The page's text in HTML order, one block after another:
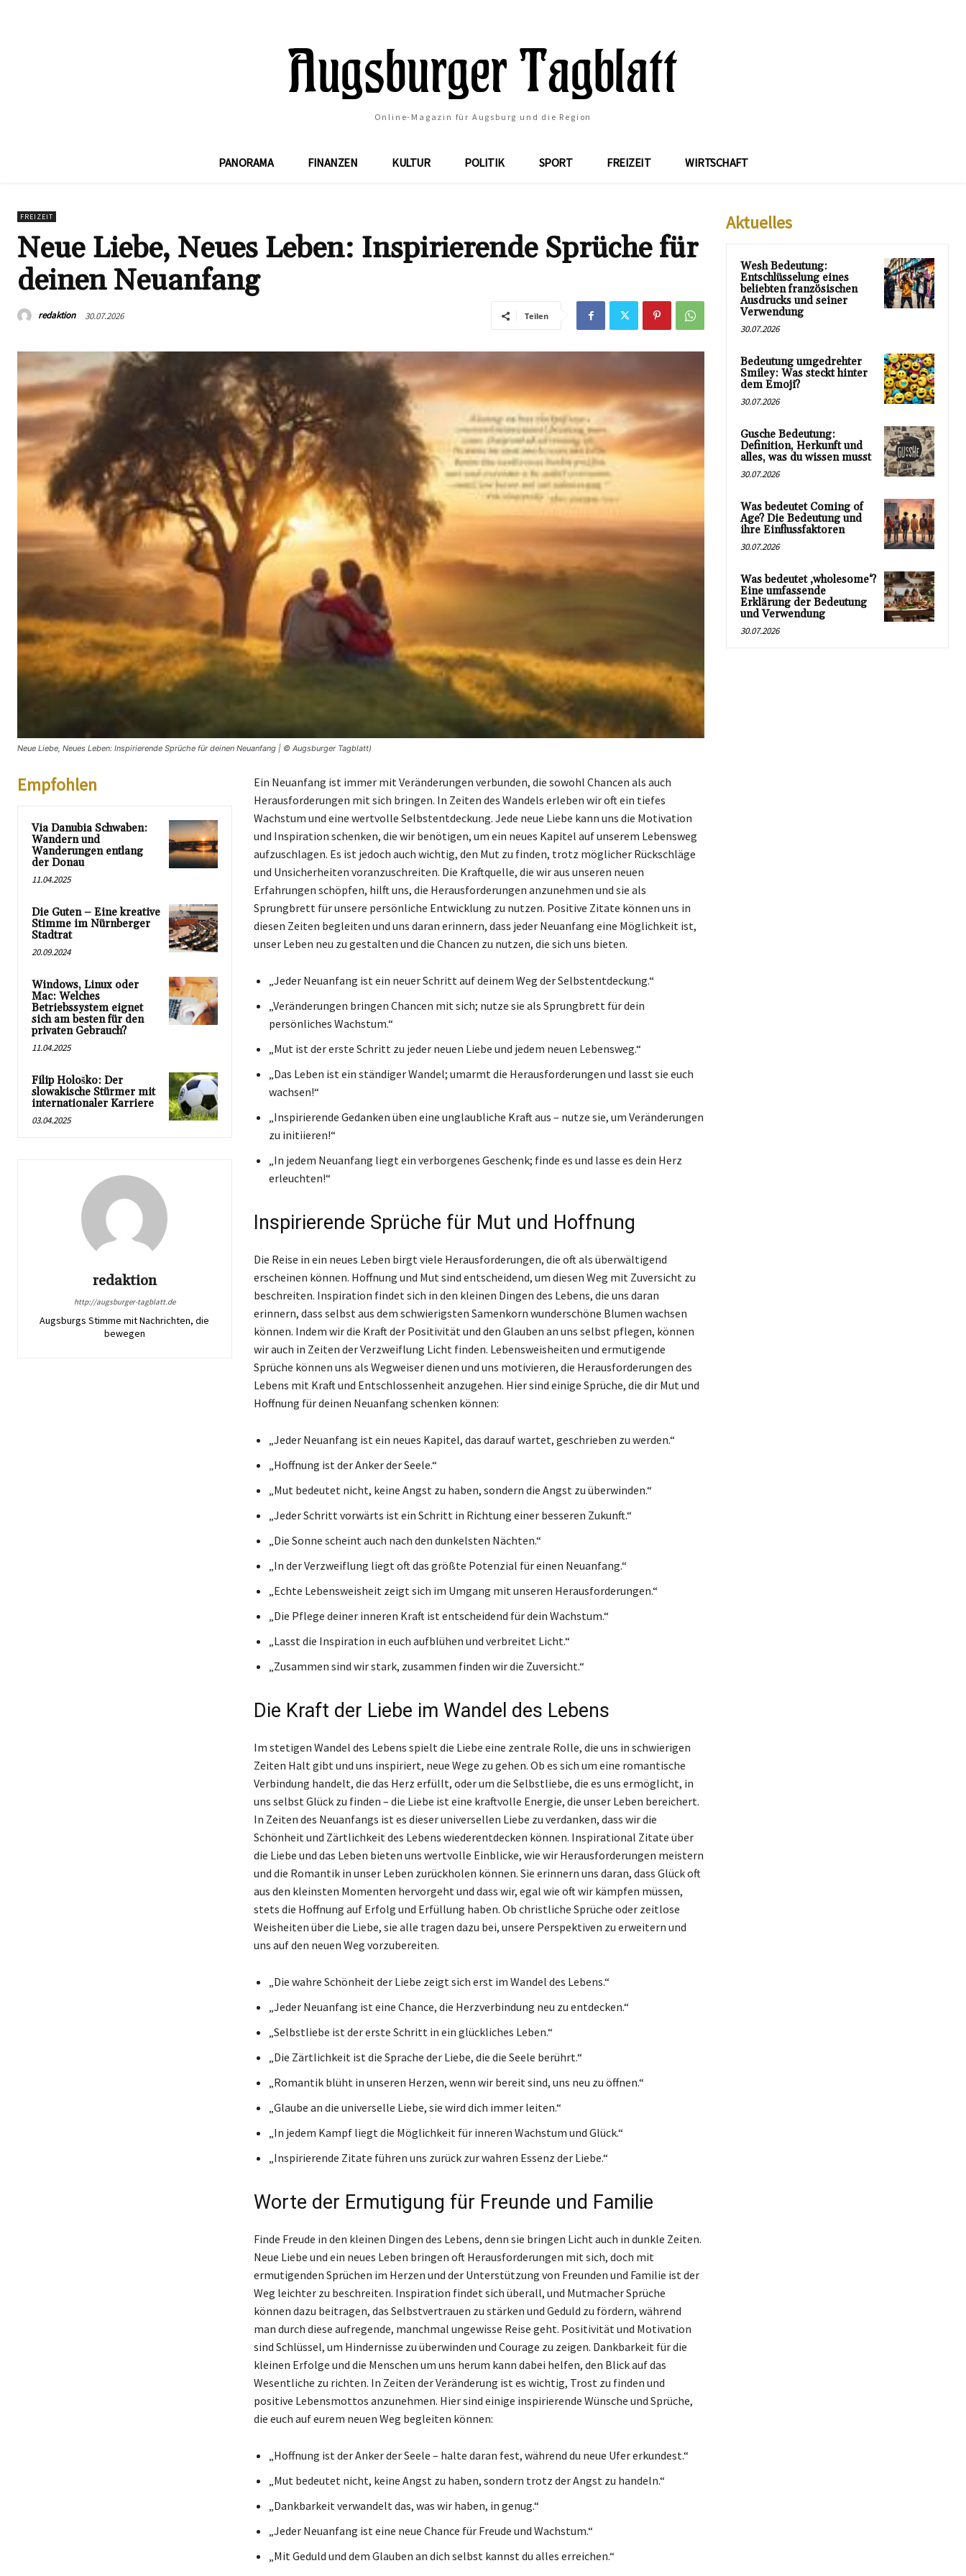
Online-Magazin für Augsburg und die Region
PANORAMA FINANZEN KULTUR POLITIK SPORT FREIZEIT WIRTSCHAFT
FREIZEIT
Neue Liebe, Neues Leben: Inspirierende Sprüche für
deinen Neuanfang
redaktion 30.07.2026 Teilen
Neue Liebe, Neues Leben: Inspirierende Sprüche für deinen Neuanfang | © Augsburger Tagblatt)
Empfohlen
Via Danubia Schwaben:
Wandern und
Wanderungen entlang
der Donau
11.04.2025
Die Guten – Eine kreative
Stimme im Nürnberger
Stadtrat
20.09.2024
Windows, Linux oder
Mac: Welches
Betriebssystem eignet
sich am besten für den
privaten Gebrauch?
11.04.2025
Filip Hološko: Der
slowakische Stürmer mit
internationaler Karriere
03.04.2025
redaktion
http://augsburger-tagblatt.de
Augsburgs Stimme mit Nachrichten, die
bewegen
Ein Neuanfang ist immer mit Veränderungen verbunden, die sowohl Chancen als auch
Herausforderungen mit sich bringen. In Zeiten des Wandels erleben wir oft ein tiefes
Wachstum und eine wertvolle Selbstentdeckung. Jede neue Liebe kann uns die Motivation
und Inspiration schenken, die wir benötigen, um ein neues Kapitel auf unserem Lebensweg
aufzuschlagen. Es ist jedoch auch wichtig, den Mut zu finden, trotz möglicher Rückschläge
und Unsicherheiten voranzuschreiten. Die Kraftquelle, die wir aus unseren neuen
Erfahrungen schöpfen, hilft uns, die Herausforderungen anzunehmen und sie als
Sprungbrett für unsere persönliche Entwicklung zu nutzen. Positive Zitate können uns in
diesen Zeiten begleiten und uns daran erinnern, dass jeder Neuanfang eine Möglichkeit ist,
unser Leben neu zu gestalten und die Chancen zu nutzen, die sich uns bieten.
„Jeder Neuanfang ist ein neuer Schritt auf deinem Weg der Selbstentdeckung.“
„Veränderungen bringen Chancen mit sich; nutze sie als Sprungbrett für dein
persönliches Wachstum.“
„Mut ist der erste Schritt zu jeder neuen Liebe und jedem neuen Lebensweg.“
„Das Leben ist ein ständiger Wandel; umarmt die Herausforderungen und lasst sie euch
wachsen!“
„Inspirierende Gedanken üben eine unglaubliche Kraft aus – nutze sie, um Veränderungen
zu initiieren!“
„In jedem Neuanfang liegt ein verborgenes Geschenk; finde es und lasse es dein Herz
erleuchten!“
Inspirierende Sprüche für Mut und Hoffnung
Die Reise in ein neues Leben birgt viele Herausforderungen, die oft als überwältigend
erscheinen können. Hoffnung und Mut sind entscheidend, um diesen Weg mit Zuversicht zu
beschreiten. Inspiration findet sich in den kleinen Dingen des Lebens, die uns daran
erinnern, dass selbst aus dem schwierigsten Samenkorn wunderschöne Blumen wachsen
können. Indem wir die Kraft der Positivität und den Glauben an uns selbst pflegen, können
wir auch in Zeiten der Verzweiflung Licht finden. Lebensweisheiten und ermutigende
Sprüche können uns als Wegweiser dienen und uns motivieren, die Herausforderungen des
Lebens mit Kraft und Entschlossenheit anzugehen. Hier sind einige Sprüche, die dir Mut und
Hoffnung für deinen Neuanfang schenken können:
„Jeder Neuanfang ist ein neues Kapitel, das darauf wartet, geschrieben zu werden.“
„Hoffnung ist der Anker der Seele.“
„Mut bedeutet nicht, keine Angst zu haben, sondern die Angst zu überwinden.“
„Jeder Schritt vorwärts ist ein Schritt in Richtung einer besseren Zukunft.“
„Die Sonne scheint auch nach den dunkelsten Nächten.“
„In der Verzweiflung liegt oft das größte Potenzial für einen Neuanfang.“
„Echte Lebensweisheit zeigt sich im Umgang mit unseren Herausforderungen.“
„Die Pflege deiner inneren Kraft ist entscheidend für dein Wachstum.“
„Lasst die Inspiration in euch aufblühen und verbreitet Licht.“
„Zusammen sind wir stark, zusammen finden wir die Zuversicht.“
Die Kraft der Liebe im Wandel des Lebens
Im stetigen Wandel des Lebens spielt die Liebe eine zentrale Rolle, die uns in schwierigen
Zeiten Halt gibt und uns inspiriert, neue Wege zu gehen. Ob es sich um eine romantische
Verbindung handelt, die das Herz erfüllt, oder um die Selbstliebe, die es uns ermöglicht, in
uns selbst Glück zu finden – die Liebe ist eine kraftvolle Energie, die unser Leben bereichert.
In Zeiten des Neuanfangs ist es dieser universellen Liebe zu verdanken, dass wir die
Schönheit und Zärtlichkeit des Lebens wiederentdecken können. Inspirational Zitate über
die Liebe und das Leben bieten uns wertvolle Einblicke, wie wir Herausforderungen meistern
und die Romantik in unser Leben zurückholen können. Sie erinnern uns daran, dass Glück oft
aus den kleinsten Momenten hervorgeht und dass wir, egal wie oft wir kämpfen müssen,
stets die Hoffnung auf Erfolg und Erfüllung haben. Ob christliche Sprüche oder zeitlose
Weisheiten über die Liebe, sie alle tragen dazu bei, unsere Perspektiven zu erweitern und
uns auf den neuen Weg vorzubereiten.
„Die wahre Schönheit der Liebe zeigt sich erst im Wandel des Lebens.“
„Jeder Neuanfang ist eine Chance, die Herzverbindung neu zu entdecken.“
„Selbstliebe ist der erste Schritt in ein glückliches Leben.“
„Die Zärtlichkeit ist die Sprache der Liebe, die die Seele berührt.“
„Romantik blüht in unseren Herzen, wenn wir bereit sind, uns neu zu öffnen.“
„Glaube an die universelle Liebe, sie wird dich immer leiten.“
„In jedem Kampf liegt die Möglichkeit für inneren Wachstum und Glück.“
„Inspirierende Zitate führen uns zurück zur wahren Essenz der Liebe.“
Worte der Ermutigung für Freunde und Familie
Finde Freude in den kleinen Dingen des Lebens, denn sie bringen Licht auch in dunkle Zeiten.
Neue Liebe und ein neues Leben bringen oft Herausforderungen mit sich, doch mit
ermutigenden Sprüchen im Herzen und der Unterstützung von Freunden und Familie ist der
Weg leichter zu beschreiten. Inspiration findet sich überall, und Mutmacher Sprüche
können dazu beitragen, das Selbstvertrauen zu stärken und Geduld zu fördern, während
man durch diese aufregende, manchmal ungewisse Reise geht. Positivität und Motivation
sind Schlüssel, um Hindernisse zu überwinden und Courage zu zeigen. Dankbarkeit für die
kleinen Erfolge und die Menschen um uns herum kann dabei helfen, den Blick auf das
Wesentliche zu richten. In Zeiten der Veränderung ist es wichtig, Trost zu finden und
positive Lebensmottos anzunehmen. Hier sind einige inspirierende Wünsche und Sprüche,
die euch auf eurem neuen Weg begleiten können:
„Hoffnung ist der Anker der Seele – halte daran fest, während du neue Ufer erkundest.“
„Mut bedeutet nicht, keine Angst zu haben, sondern trotz der Angst zu handeln.“
„Dankbarkeit verwandelt das, was wir haben, in genug.“
„Jeder Neuanfang ist eine neue Chance für Freude und Wachstum.“
„Mit Geduld und dem Glauben an dich selbst kannst du alles erreichen.“
Aktuelles
Wesh Bedeutung:
Entschlüsselung eines
beliebten französischen
Ausdrucks und seiner
Verwendung
30.07.2026
Bedeutung umgedrehter
Smiley: Was steckt hinter
dem Emoji?
30.07.2026
Gusche Bedeutung:
Definition, Herkunft und
alles, was du wissen musst
30.07.2026
Was bedeutet Coming of
Age? Die Bedeutung und
ihre Einflussfaktoren
30.07.2026
Was bedeutet ‚wholesome‘?
Eine umfassende
Erklärung der Bedeutung
und Verwendung
30.07.2026